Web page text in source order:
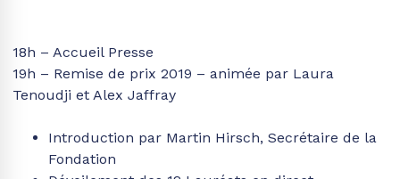
18h – Accueil Presse
19h – Remise de prix 2019 – animée par Laura
Tenoudji et Alex Jaffray
Introduction par Martin Hirsch, Secrétaire de la
Fondation